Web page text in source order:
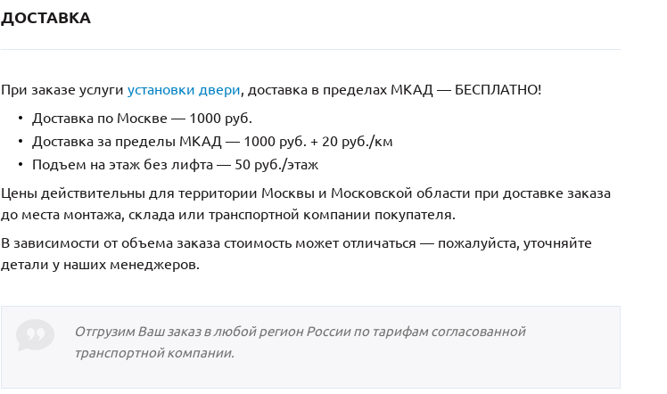
ДОСТАВКА
При заказе услуги установки двери, доставка в пределах МКАД — БЕСПЛАТНО!
Доставка по Москве — 1000 руб.
Доставка за пределы МКАД — 1000 руб. + 20 руб./км
Подъем на этаж без лифта — 50 руб./этаж
Цены действительны для территории Москвы и Московской области при доставке заказа
до места монтажа, склада или транспортной компании покупателя.
В зависимости от объема заказа стоимость может отличаться — пожалуйста, уточняйте
детали у наших менеджеров.
Отгрузим Ваш заказ в любой регион России по тарифам согласованной
транспортной компании.